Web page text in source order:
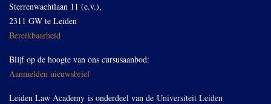
Sterrenwachtlaan 11 (e.v.),
2311 GW te Leiden
Bereikbaarheid
Blijf op de hoogte van ons cursusaanbod:
Aanmelden nieuwsbrief
Leiden Law Academy is onderdeel van de Universiteit Leiden